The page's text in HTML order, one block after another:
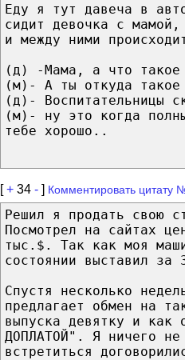
Еду я тут давеча в
сидит девочка с
и между ними
(д) -Мама, а что такое
(м)- А ты откуда такое
(д)- Воспитательницы
(м)- ну это когда
тебе хорошо..
[+ 34 - ] Комментировать цитату
Решил я продать свою
Посмотрел на сайтах
тыс.$. Так как моя
состоянии выставил за
Спустя несколько
предлагает обмен на
выпуска девятку и как
ДОПЛАТОЙ". Я ничего
встретиться